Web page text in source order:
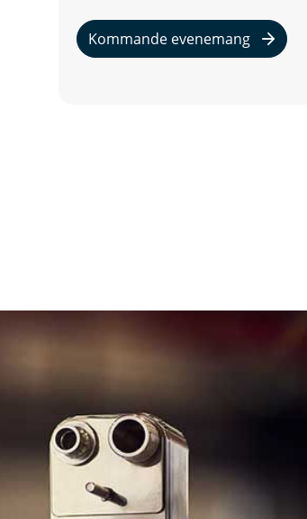
Kommande evenemang